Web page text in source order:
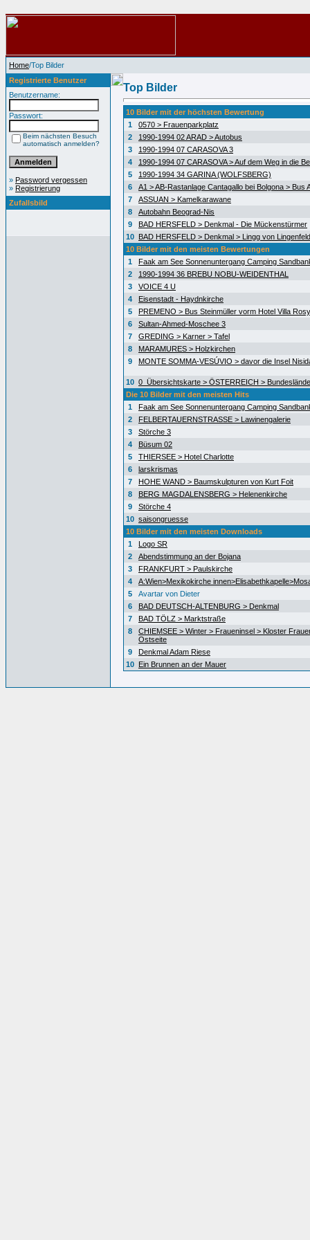
Home/Top Bilder
Registrierte Benutzer
Benutzername:
Passwort:
Beim nächsten Besuch
automatisch anmelden?
» Password vergessen
» Registrierung
Zufallsbild
Top Bilder
10 Bilder mit der höchsten Bewertung
1
0570 > Frauenparkplatz
2
1990-1994 02 ARAD > Autobus
3
1990-1994 07 CARASOVA 3
4
1990-1994 07 CARASOVA > Auf dem Weg in die
5
1990-1994 34 GARINA (WOLFSBERG)
6
A1 > AB-Rastanlage Cantagallo bei Bolgona > Bus
7
ASSUAN > Kamelkarawane
8
Autobahn Beograd-Nis
9
BAD HERSFELD > Denkmal - Die Mückenstürmer
10 BAD HERSFELD > Denkmal > Lingg von Lingenfeld
10 Bilder mit den meisten Bewertungen
1
Faak am See Sonnenuntergang Camping
2
1990-1994 36 BREBU NOBU-WEIDENTHAL
3
VOICE 4 U
4
Eisenstadt - Haydnkirche
5
PREMENO > Bus Steinmüller vorm Hotel Villa Rosy
6
Sultan-Ahmed-Moschee 3
7
GREDING > Karner > Tafel
8
MARAMURES > Holzkirchen
9
MONTE SOMMA-VESÚVIO > davor die Insel
10 0_Übersichtskarte > ÖSTERREICH >
Die 10 Bilder mit den meisten Hits
1
Faak am See Sonnenuntergang Camping
2
FELBERTAUERNSTRASSE > Lawinengalerie
3
Störche 3
4
Büsum 02
5
THIERSEE > Hotel Charlotte
6
larskrismas
7
HOHE WAND > Baumskulpturen von Kurt Foit
8
BERG MAGDALENSBERG > Helenenkirche
9
Störche 4
10 saisongruesse
10 Bilder mit den meisten Downloads
1
Logo SR
2
Abendstimmung an der Bojana
3
FRANKFURT > Paulskirche
4
A:Wien>Mexikokirche
5
Avartar von Dieter
6
BAD DEUTSCH-ALTENBURG > Denkmal
7
BAD TÖLZ > Marktstraße
8
CHIEMSEE > Winter > Fraueninsel > Kloster
Ostseite
9
Denkmal Adam Riese
10 Ein Brunnen an der Mauer